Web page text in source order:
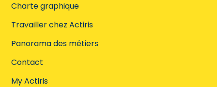
Charte graphique
Travailler chez Actiris
Panorama des métiers
Contact
My Actiris